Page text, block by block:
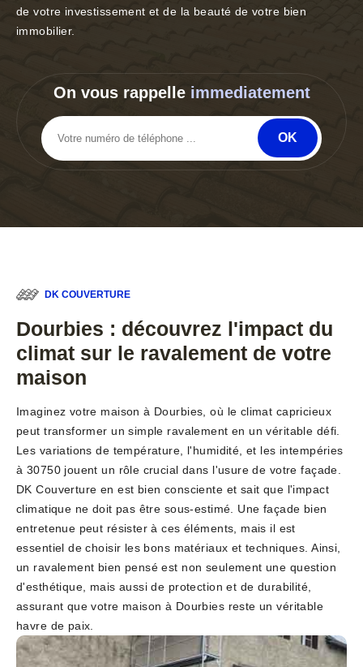
de votre investissement et de la beauté de votre bien
immobilier.
On vous rappelle immediatement
DK COUVERTURE
Dourbies : découvrez l'impact du
climat sur le ravalement de votre
maison
Imaginez votre maison à Dourbies, où le climat capricieux
peut transformer un simple ravalement en un véritable défi.
Les variations de température, l'humidité, et les intempéries
à 30750 jouent un rôle crucial dans l'usure de votre façade.
DK Couverture en est bien consciente et sait que l'impact
climatique ne doit pas être sous-estimé. Une façade bien
entretenue peut résister à ces éléments, mais il est
essentiel de choisir les bons matériaux et techniques. Ainsi,
un ravalement bien pensé est non seulement une question
d'esthétique, mais aussi de protection et de durabilité,
assurant que votre maison à Dourbies reste un véritable
havre de paix.